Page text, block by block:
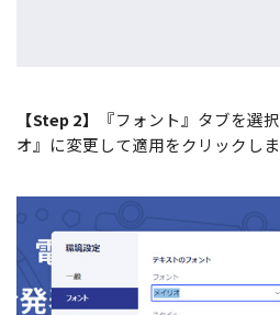
【Step 2】
『フォント』タブを選
オ』に変更して適用をクリックしま